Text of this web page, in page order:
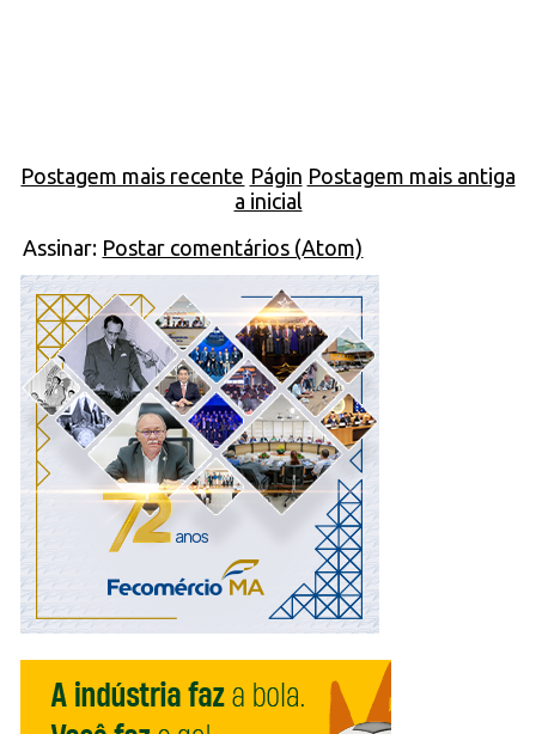
Postagem mais recente Postagem mais antiga
Págin
a inicial
Assinar: Postar comentários (Atom)